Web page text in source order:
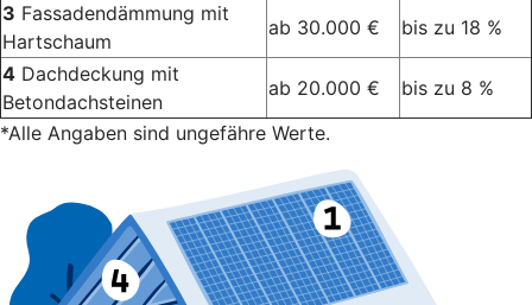
3 Fassadendämmung mit
Hartschaum
ab 30.000 €
bis zu 18 %
4 Dachdeckung mit
Betondachsteinen
ab 20.000 €
bis zu 8 %
*Alle Angaben sind ungefähre Werte.